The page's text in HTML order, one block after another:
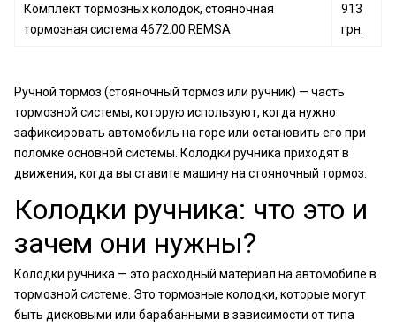
Комплект тормозных колодок, стояночная
тормозная система 4672.00 REMSA
913
грн.
Ручной тормоз (стояночный тормоз или ручник) — часть
тормозной системы, которую используют, когда нужно
зафиксировать автомобиль на горе или остановить его при
поломке основной системы. Колодки ручника приходят в
движения, когда вы ставите машину на стояночный тормоз.
Колодки ручника: что это и
зачем они нужны?
Колодки ручника — это расходный материал на автомобиле в
тормозной системе. Это тормозные колодки, которые могут
быть дисковыми или барабанными в зависимости от типа